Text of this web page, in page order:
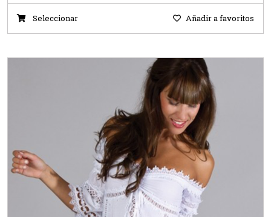
Seleccionar Añadir a favoritos